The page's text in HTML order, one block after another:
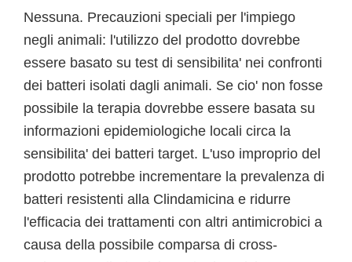
Nessuna. Precauzioni speciali per l'impiego
negli animali: l'utilizzo del prodotto dovrebbe
essere basato su test di sensibilita' nei confronti
dei batteri isolati dagli animali. Se cio' non fosse
possibile la terapia dovrebbe essere basata su
informazioni epidemiologiche locali circa la
sensibilita' dei batteri target. L'uso improprio del
prodotto potrebbe incrementare la prevalenza di
batteri resistenti alla Clindamicina e ridurre
l'efficacia dei trattamenti con altri antimicrobici a
causa della possibile comparsa di cross-